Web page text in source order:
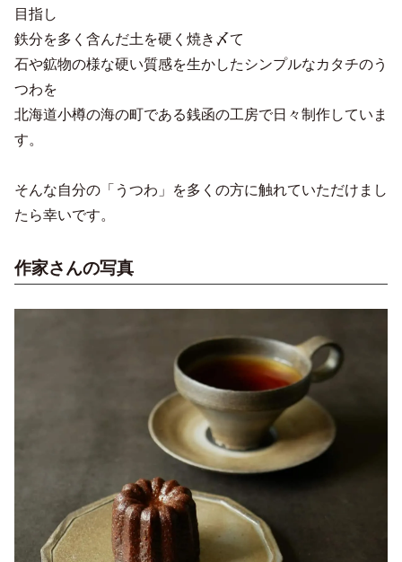
目指し
鉄分を多く含んだ土を硬く焼き〆て
石や鉱物の様な硬い質感を生かしたシンプルなカタチのう
つわを
北海道小樽の海の町である銭函の工房で日々制作していま
す。
そんな自分の「うつわ」を多くの方に触れていただけまし
たら幸いです。
作家さんの写真